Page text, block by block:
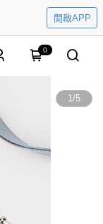
開啟APP
0
1/5